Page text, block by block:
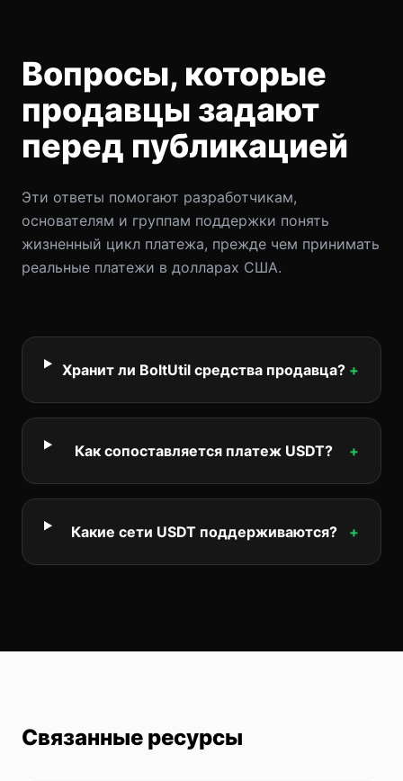
Вопросы, которые
продавцы задают
перед публикацией
Эти ответы помогают разработчикам,
основателям и группам поддержки понять
жизненный цикл платежа, прежде чем принимать
реальные платежи в долларах США.
Хранит ли BoltUtil средства продавца? +
Как сопоставляется платеж USDT? +
Какие сети USDT поддерживаются? +
Связанные ресурсы